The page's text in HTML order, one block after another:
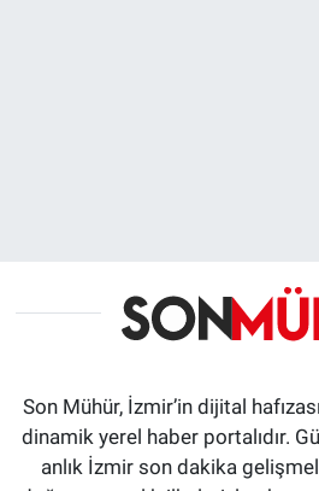
Son Mühür, İzmir’in dijital
dinamik yerel haber portalıdır.
anlık İzmir son dakika